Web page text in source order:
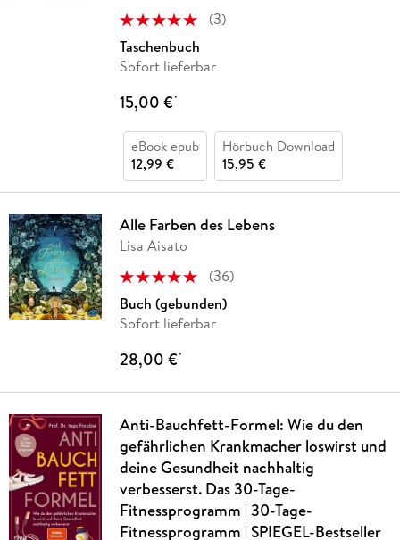
(3)
Taschenbuch
Sofort lieferbar
15,00 €*
eBook epub
12,99 €
Hörbuch Download
15,95 €
Alle Farben des Lebens
Lisa Aisato
(36)
Buch (gebunden)
Sofort lieferbar
28,00 €*
Anti-Bauchfett-Formel: Wie du den
gefährlichen Krankmacher loswirst und
deine Gesundheit nachhaltig
verbesserst. Das 30-Tage-
Fitnessprogramm | 30-Tage-
Fitnessprogramm | SPIEGEL-Bestseller